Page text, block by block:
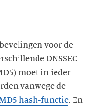
voor de
DNSSEC-
moet in ieder
vanwege de
hash-functie. En